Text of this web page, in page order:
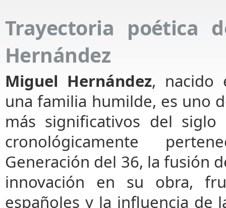
Trayectoria poética
Hernández
Miguel Hernández, nacido
una familia humilde, es uno
más significativos del siglo
cronológicamente
Generación del 36, la fusión
innovación en su obra,
españoles y la influencia de